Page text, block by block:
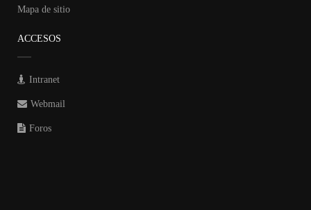
Mapa de sitio
ACCESOS
Intranet
Webmail
Foros